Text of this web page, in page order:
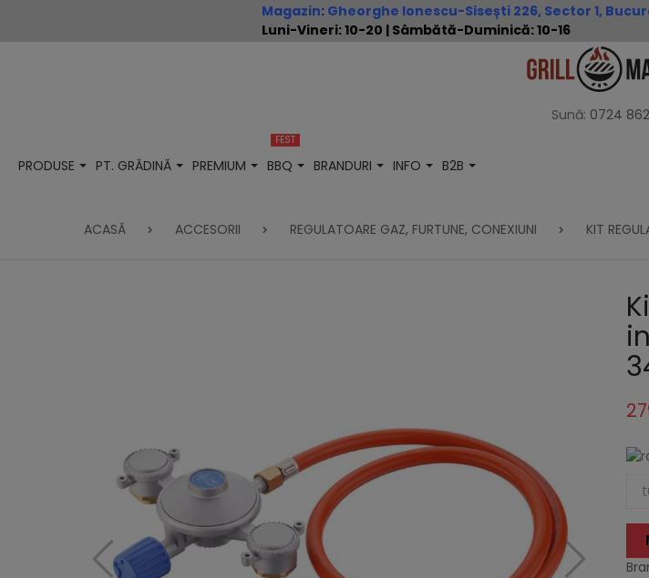
Magazin: Gheorghe Ionescu-Sisești 226, Sector 1,
Luni-Vineri: 10-20 | Sâmbătă-Duminică: 10-16
Sună: 0724
PRODUSE PT. GRĂDINĂ PREMIUM BBQ
FEST
BRANDURI INFO
B2B
ACASĂ ACCESORII REGULATOARE GAZ, FURTUNE, CONEXIUNI KIT